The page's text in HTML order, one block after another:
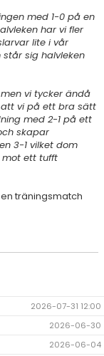
med 1-0 på en
har vi fler
lite i vår
sig halvleken
vi tycker ändå
vi på ett bra sätt
med 2-1 på ett
skapar
3-1 vilket dom
mot ett tufft
en träningsmatch
2026-07-31 12:00
2026-06-30
2026-06-04